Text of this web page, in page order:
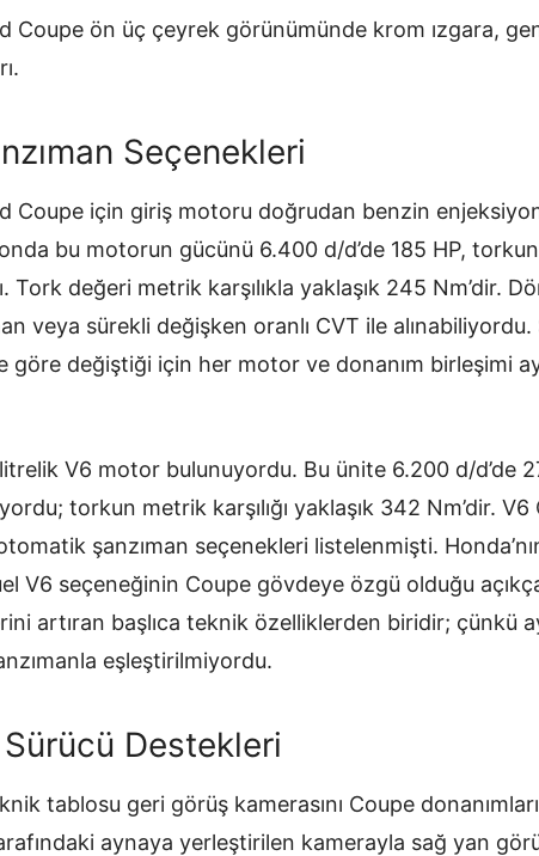
Coupe ön üç çeyrek görünümünde krom ızgara,
Seçenekleri
Coupe için giriş motoru doğrudan benzin
bu motorun gücünü 6.400 d/d’de 185 HP,
Tork değeri metrik karşılıkla yaklaşık 245 Nm’dir.
veya sürekli değişken oranlı CVT ile alınabiliyordu.
göre değiştiği için her motor ve donanım birleşimi
V6 motor bulunuyordu. Bu ünite 6.200 d/d’de
torkun metrik karşılığı yaklaşık 342 Nm’dir. V6
şanzıman seçenekleri listelenmişti.
V6 seçeneğinin Coupe gövdeye özgü olduğu
artıran başlıca teknik özelliklerden biridir; çünkü
eşleştirilmiyordu.
Sürücü Destekleri
tablosu geri görüş kamerasını Coupe
aynaya yerleştirilen kamerayla sağ yan